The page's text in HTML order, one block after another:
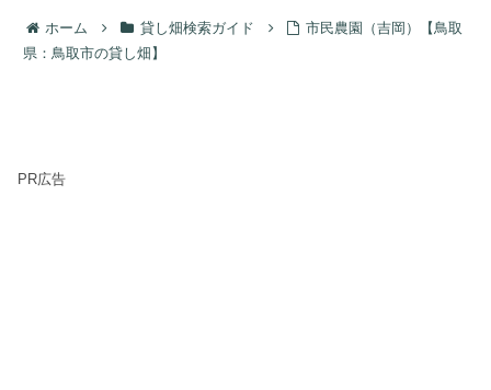
ホーム 貸し畑検索ガイド
市民農園（吉岡）【鳥取
県：鳥取市の貸し畑】
PR広告